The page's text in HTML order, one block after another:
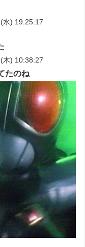
水) 19:25:17
木) 10:38:27
たのね